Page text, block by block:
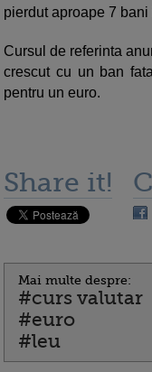
pierdut aproape 7
Cursul de referinta
crescut cu un ban
pentru un euro.
Share it!
Mai multe despre:
#curs valutar
#euro
#leu